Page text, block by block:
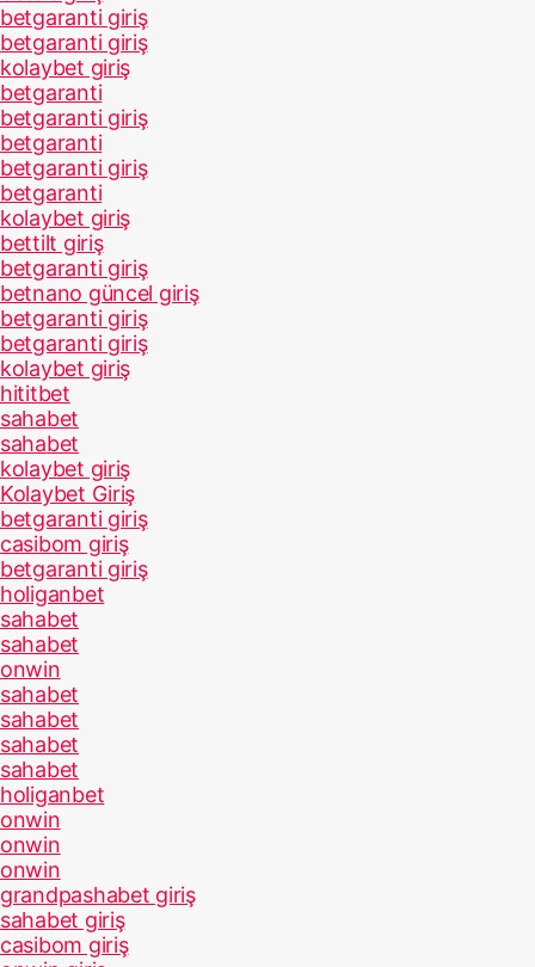
betgaranti giriş
betgaranti giriş
kolaybet giriş
betgaranti
betgaranti giriş
betgaranti
betgaranti giriş
betgaranti
kolaybet giriş
bettilt giriş
betgaranti giriş
betnano güncel giriş
betgaranti giriş
betgaranti giriş
kolaybet giriş
hititbet
sahabet
sahabet
kolaybet giriş
Kolaybet Giriş
betgaranti giriş
casibom giriş
betgaranti giriş
holiganbet
sahabet
sahabet
onwin
sahabet
sahabet
sahabet
sahabet
holiganbet
onwin
onwin
onwin
grandpashabet giriş
sahabet giriş
casibom giriş